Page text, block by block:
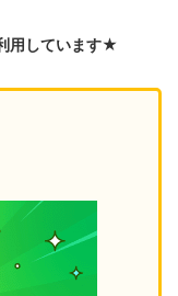
用しています★